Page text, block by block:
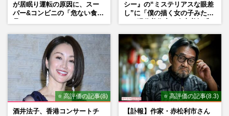
が居眠り運転の原因に、スー
パー&コンビニの「危ない食
シー』の“ミステリアスな眼差
し”に「僕の描く女の子みた
⭐ 高評価の記事(8)
酒井法子、香港コンサートチ
⭐ 高評価の記事(8.3)
【訃報】作家・赤松利市さん